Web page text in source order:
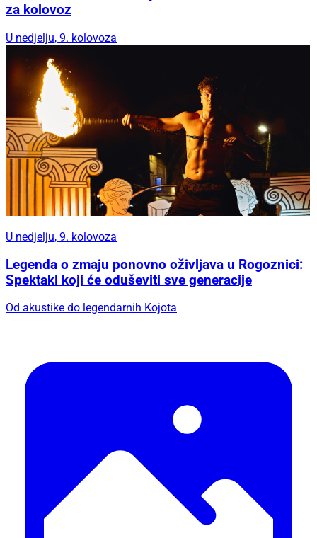
za kolovoz
U nedjelju, 9. kolovoza
U nedjelju, 9. kolovoza
Legenda o zmaju ponovno oživljava u Rogoznici:
Spektakl koji će oduševiti sve generacije
Od akustike do legendarnih Kojota